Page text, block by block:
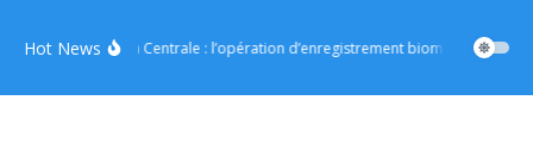
Hot NewsRégion Centrale : l’opération d’enregistrement biométrique